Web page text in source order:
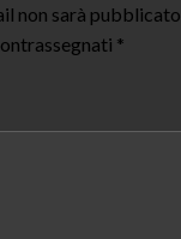
non sarà pubblicato.
*